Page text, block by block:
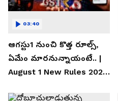
ఆగస్టు1 నుంచి కొత్త రూల్స్,
ఏమేం మారనున్నాయంటే.. |
August 1 New Rules 2026
03:40